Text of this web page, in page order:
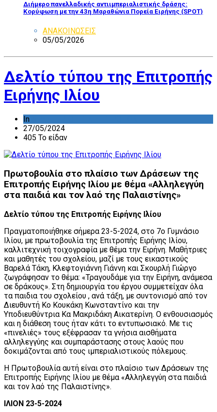
Διήμερο πανελλαδικής αντιιμπεριαλιστικής δράσης:
Κορύφωση με την 43η Μαραθώνια Πορεία Ειρήνης (SPOT)
ΑΝΑΚΟΙΝΩΣΕΙΣ
05/05/2026
Δελτίο τύπου της Επιτροπής
Ειρήνης Ιλίου
In
27/05/2024
405 Το είδαν
Πρωτοβουλία στο πλαίσιο των Δράσεων της
Επιτροπής Ειρήνης Ιλίου με θέμα «Αλληλεγγύη
στα παιδιά και τον λαό της Παλαιστίνης»
Δελτίο τύπου της Επιτροπής Ειρήνης Ιλίου
Πραγματοποιήθηκε σήμερα 23-5-2024, στο 7ο Γυμνάσιο
Ιλίου, με πρωτοβουλία της Επιτροπής Ειρήνης Ιλίου,
καλλιτεχνική τοιχογραφία με θέμα την Ειρήνη. Μαθήτριες
και μαθητές του σχολείου, μαζί με τους εικαστικούς
Βαρελά Τάκη, Κλεφτογιάννη Γιάννη και Σκουρλή Γιώργο
ζωγράφησαν το θέμα: «Τραγουδάμε για την Ειρήνη, ανάμεσα
σε δράκους». Στη δημιουργία τoυ έργου συμμετείχαν όλα
τα παιδια του σχολείου , ανά τάξη, με συντονισμό από τον
Διευθυντή Κο Κουκάκη Κωνσταντίνο και την
Υποδιευθύντρια Κα Μακριδάκη Αικατερίνη. Ο ενθουσιασμός
και η διάθεση τους ήταν κάτι το εντυπωσιακό. Με τις
«πινελιές» τους εξέφρασαν τα γνήσια αισθήματα
αλληλεγγύης και συμπαράστασης στους λαούς που
δοκιμάζονται από τους ιμπεριαλιστικούς πόλεμους.
Η Πρωτοβουλία αυτή είναι στο πλαίσιο των Δράσεων της
Επιτροπής Ειρήνης Ιλίου με θέμα «Αλληλεγγύη στα παιδιά
και τον λαό της Παλαιστίνης».
ΙΛΙΟΝ 23-5-2024